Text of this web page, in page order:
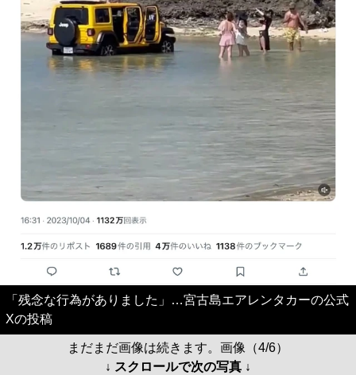
「残念な行為がありました」…宮古島エアレンタカーの公式
Xの投稿
まだまだ画像は続きます。画像（4/6）
↓ スクロールで次の写真 ↓